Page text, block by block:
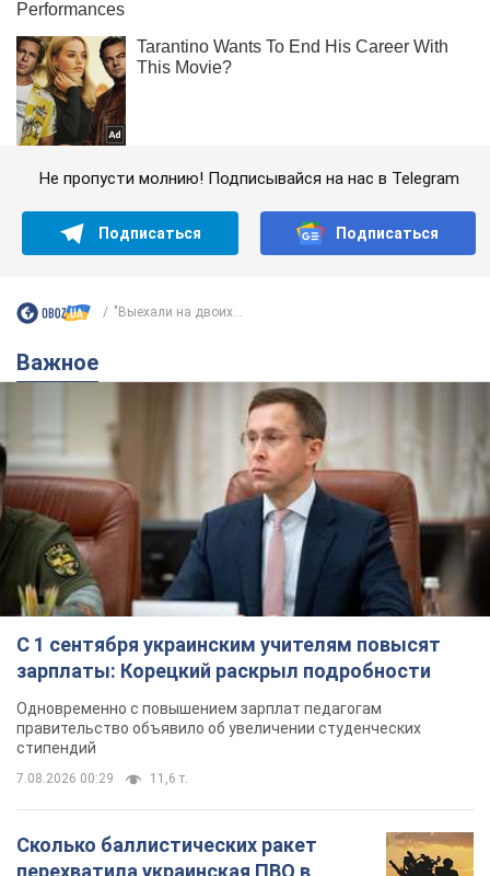
Не пропусти молнию! Подписывайся на нас в Telegram
Подписаться Подписаться
"Выехали на двоих...
Важное
С 1 сентября украинским учителям повысят
зарплаты: Корецкий раскрыл подробности
Одновременно с повышением зарплат педагогам
правительство объявило об увеличении студенческих
стипендий
7.08.2026 00:29 11,6 т.
Сколько баллистических ракет
перехватила украинская ПВО в